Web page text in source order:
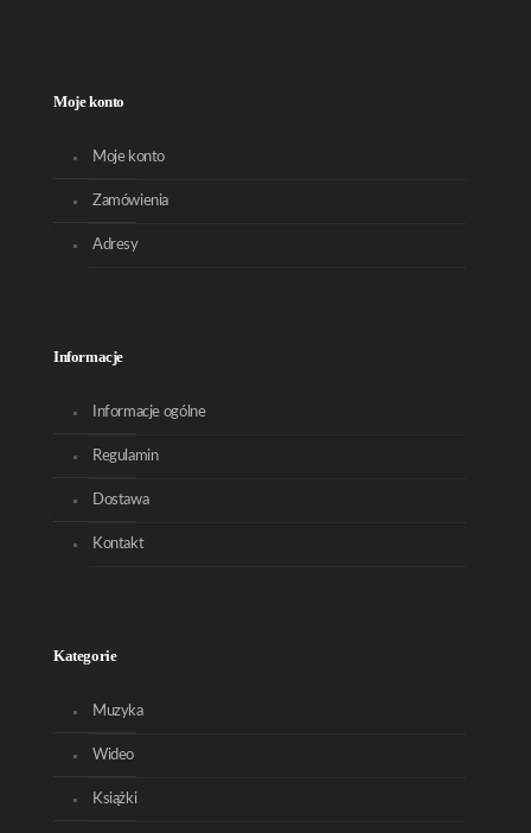
Moje konto
Moje konto
Zamówienia
Adresy
Informacje
Informacje ogólne
Regulamin
Dostawa
Kontakt
Kategorie
Muzyka
Wideo
Książki